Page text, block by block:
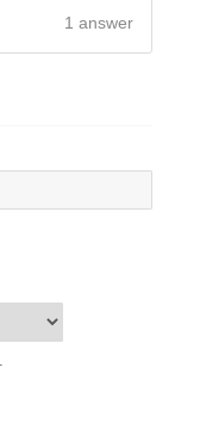
1 answer